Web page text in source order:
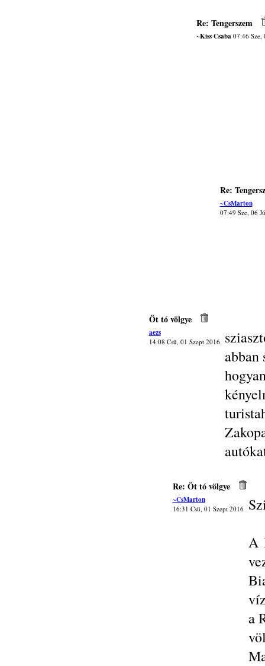
Re: Tengerszem
~Kiss Csaba07:46 Sze,
Re:
~CsMarton
07:49 Sze, 06
Öt tó völgye
aezs
14:08 Csü, 01 Szept 2016
Re: Öt tó völgye
~CsMarton
16:31 Csü, 01 Szept 2016
A
a